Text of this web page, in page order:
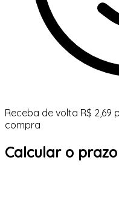
Receba de volta R$ 2,69
compra
Calcular o